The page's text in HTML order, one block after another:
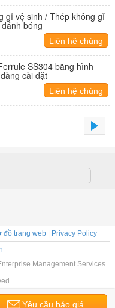
tôi
gỉ vệ sinh / Thép không gỉ
bóng
Liên hệ chúng
tôi
SS304 bằng hình
cài đặt
Liên hệ chúng
tôi
Yêu cầu báo giá
đồ trang web|
Privacy Policy
Management Services